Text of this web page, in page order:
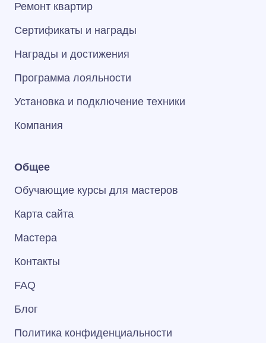
Ремонт квартир
Сертификаты и награды
Награды и достижения
Программа лояльности
Установка и подключение техники
Компания
Общее
Обучающие курсы для мастеров
Карта сайта
Мастера
Контакты
FAQ
Блог
Политика конфиденциальности